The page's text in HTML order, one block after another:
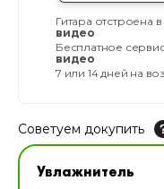
Гитара отстроена
видео
Бесплатное
видео
7 или 14 дней на
Советуем докупить
Увлажнитель
В наличии
Увлажнитель